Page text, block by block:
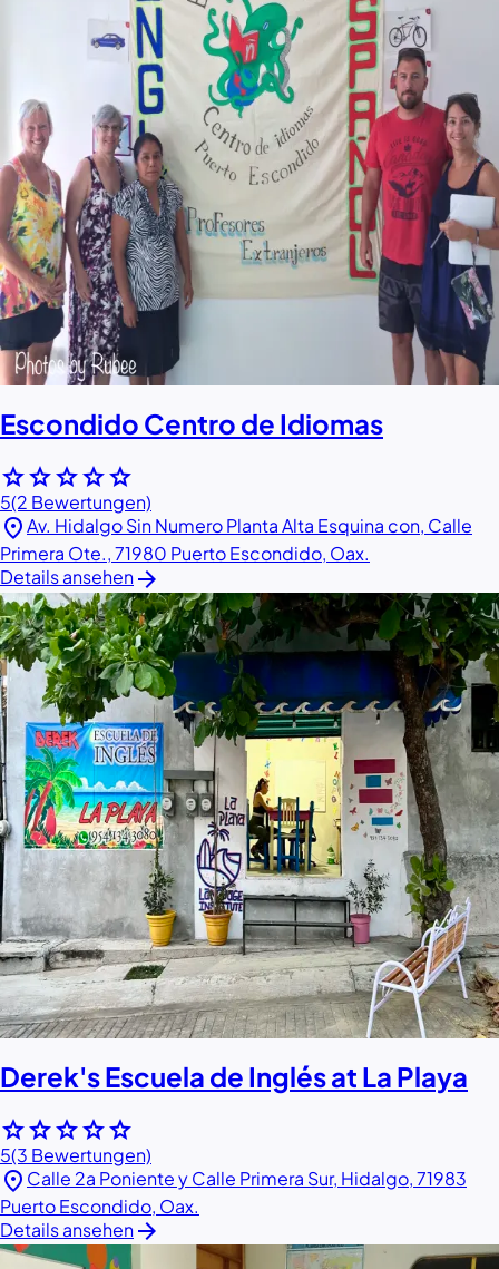
Escondido Centro de Idiomas
starstarstarstarstar
5(2 Bewertungen)
location_onAv. Hidalgo Sin Numero Planta Alta Esquina con, Calle
Primera Ote., 71980 Puerto Escondido, Oax.
Details ansehenarrow_forward
Derek's Escuela de Inglés at La Playa
starstarstarstarstar
5(3 Bewertungen)
location_on Calle 2a Poniente y Calle Primera Sur, Hidalgo, 71983
Puerto Escondido, Oax.
Details ansehenarrow_forward